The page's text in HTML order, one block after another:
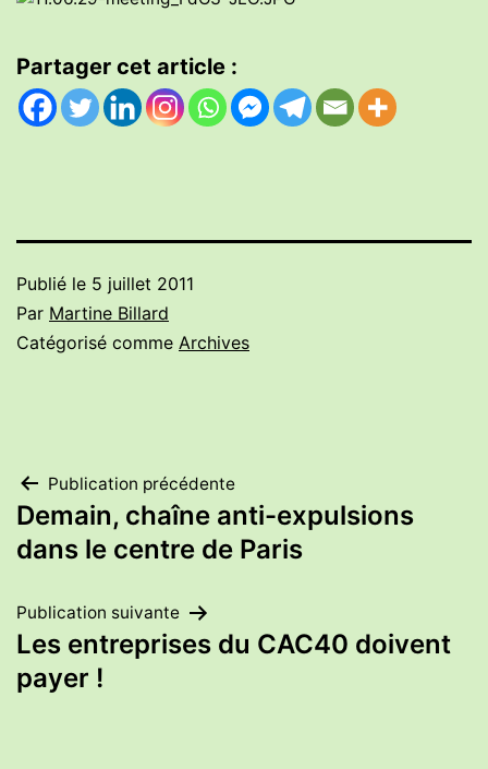
Partager cet article :
Publié le 5 juillet 2011
Par Martine Billard
Catégorisé comme Archives
Navigation
de
l’article
Publication précédente
Demain, chaîne anti-expulsions
dans le centre de Paris
Publication suivante
Les entreprises du CAC40 doivent
payer !